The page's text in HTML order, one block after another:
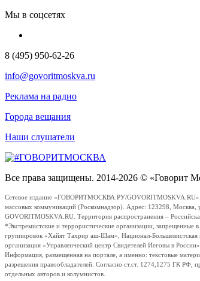
Мы в соцсетях
8 (495) 950-62-26
info@govoritmoskva.ru
Реклама на радио
Города вещания
Наши слушатели
Все права защищены. 2014-2026 © «Говорит
Сетевое издание «ГОВОРИТМОСКВА.РУ/GOVORITMOSKVA.RU».
массовых коммуникаций (Роскомнадзор). Адрес: 123298,
GOVORITMOSKVA.RU. Территория распространения –
*Экстремистские и террористические организации,
группировок «Хайят Тахрир аш-Шам», Национал-
организация «Управленческий центр Свидетелей Иеговы в
Информация, размещенная на портале, а именно: текстовые
разрешения правообладателей. Согласно ст.ст. 1274,1275 ГК РФ,
отдельных авторов и колумнистов.